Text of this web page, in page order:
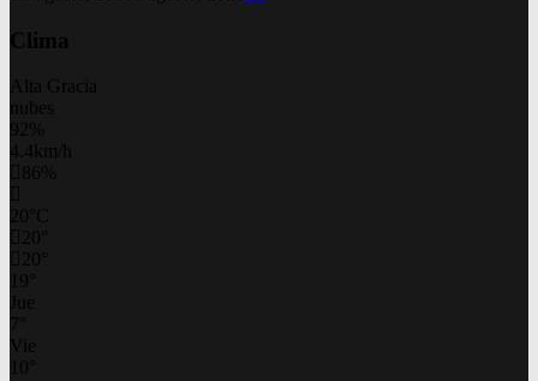
Clima
Alta Gracia
nubes
92%
4.4km/h
86%
20 C
20
20
19
Jue
7
Vie
10